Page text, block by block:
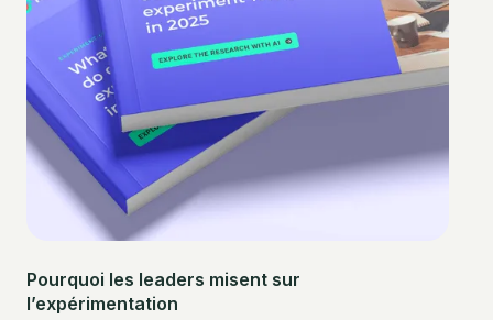
Pourquoi les leaders misent sur
l’expérimentation